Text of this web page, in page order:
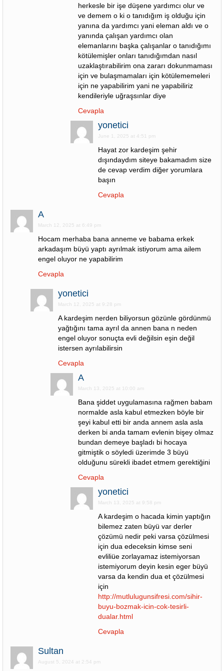
herkesle bir işe düşene yardımcı olur ve
ve demem o ki o tanıdığım iş olduğu için
yanına da yardımcı yani eleman aldı ve o
yanında çalışan yardımcı olan
elemanlarını başka çalışanlar o tanıdığımı
kötülemişler onları tanıdığımdan nasıl
uzaklaştırabilirim ona zararı dokunmaması
için ve bulaşmamaları için kötülememeleri
için ne yapabilirim yani ne yapabiliriz
kendileriyle uğraşsınlar diye
Cevapla
yonetici
June 1, 2025 at 4:51 pm
Hayat zor kardeşim şehir
dışındaydım siteye bakamadım size
de cevap verdim diğer yorumlara
başın
Cevapla
A
March 12, 2025 at 6:49 pm
Hocam merhaba bana anneme ve babama erkek
arkadaşım büyü yaptı ayrılmak istiyorum ama ailem
engel oluyor ne yapabilirim
Cevapla
yonetici
March 12, 2025 at 9:28 pm
A kardeşim nerden biliyorsun gözünle gördünmü
yağtığını tama ayrıl da annen bana n neden
engel oluyor sonuçta evli değilsin eşin değil
istersen ayrılabilirsin
Cevapla
A
March 13, 2025 at 10:00 am
Bana şiddet uygulamasına rağmen babam
normalde asla kabul etmezken böyle bir
şeyi kabul etti bir anda annem asla asla
derken bi anda tamam evlenin bişey olmaz
bundan demeye başladı bi hocaya
gitmiştik o söyledi üzerimde 3 büyü
olduğunu sürekli ibadet etmem gerektiğini
Cevapla
yonetici
March 13, 2025 at 9:58 pm
A kardeşim o hacada kimin yaptığın
bilemez zaten büyü var derler
çözümü nedir peki varsa çözülmesi
için dua edeceksin kimse seni
evliliüe zorlayamaz istemiyorsan
istemiyorum deyin kesin eger büyü
varsa da kendin dua et çözülmesi
için
http://mutlulugunsifresi.com/sihir-
buyu-bozmak-icin-cok-tesirli-
dualar.html
Cevapla
Sultan
August 5, 2024 at 2:54 pm